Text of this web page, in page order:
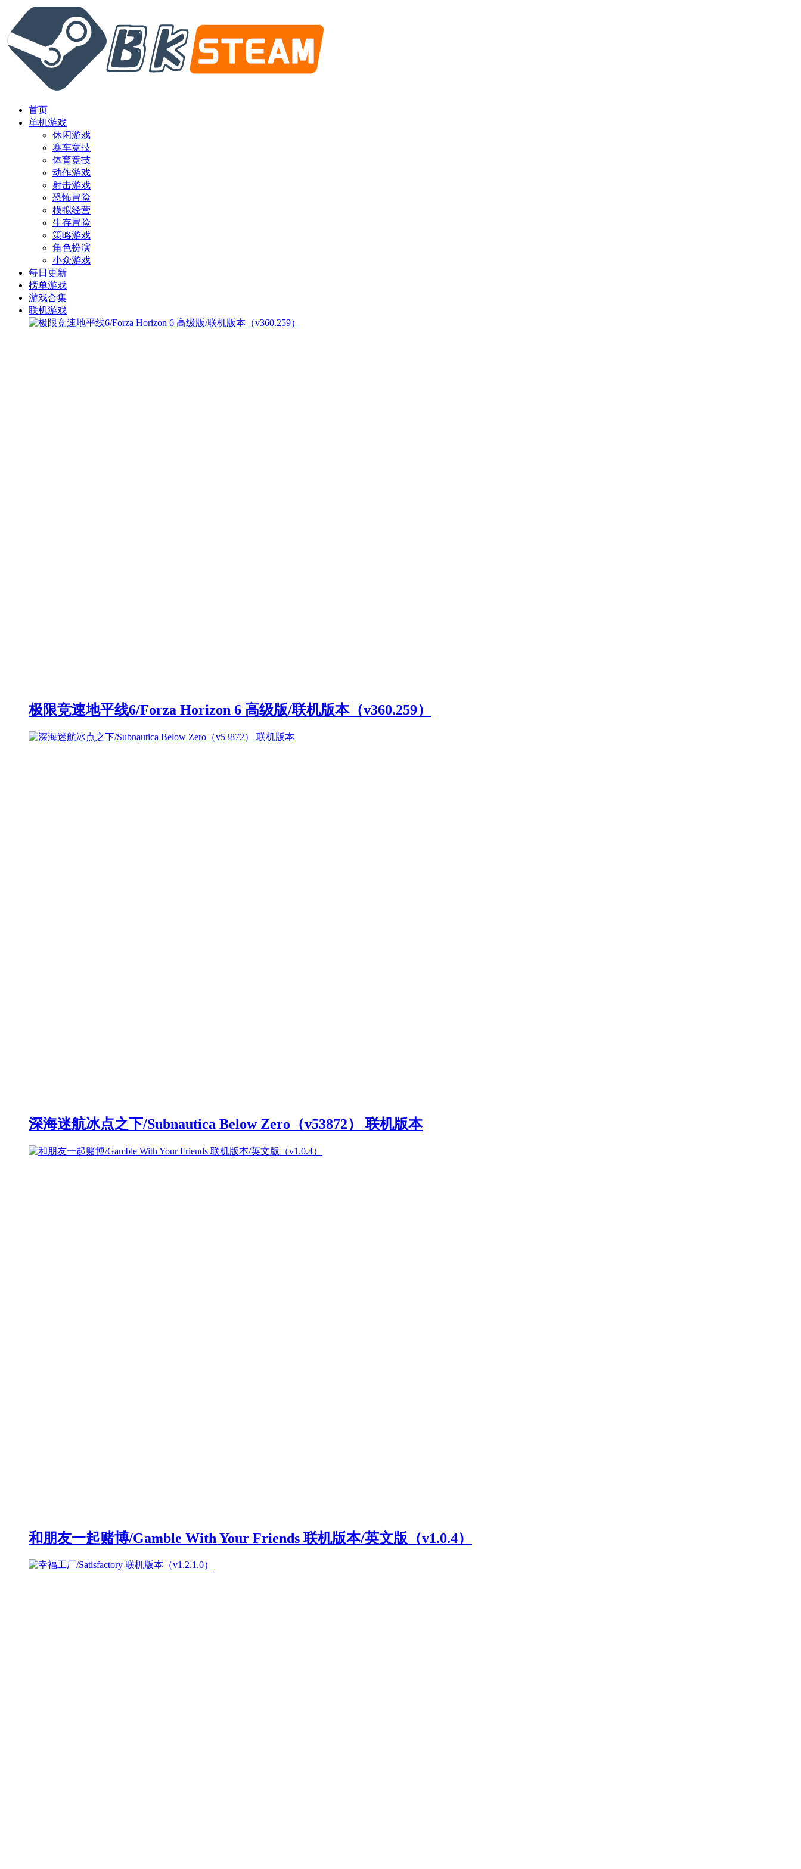
首页
单机游戏
休闲游戏
赛车竞技
体育竞技
动作游戏
射击游戏
恐怖冒险
模拟经营
生存冒险
策略游戏
角色扮演
小众游戏
每日更新
榜单游戏
游戏合集
联机游戏
极限竞速地平线6/Forza Horizon 6 高级版/联机版本（v360.259）
深海迷航冰点之下/Subnautica Below Zero（v53872） 联机版本
和朋友一起赌博/Gamble With Your Friends 联机版本/英文版（v1.0.4）